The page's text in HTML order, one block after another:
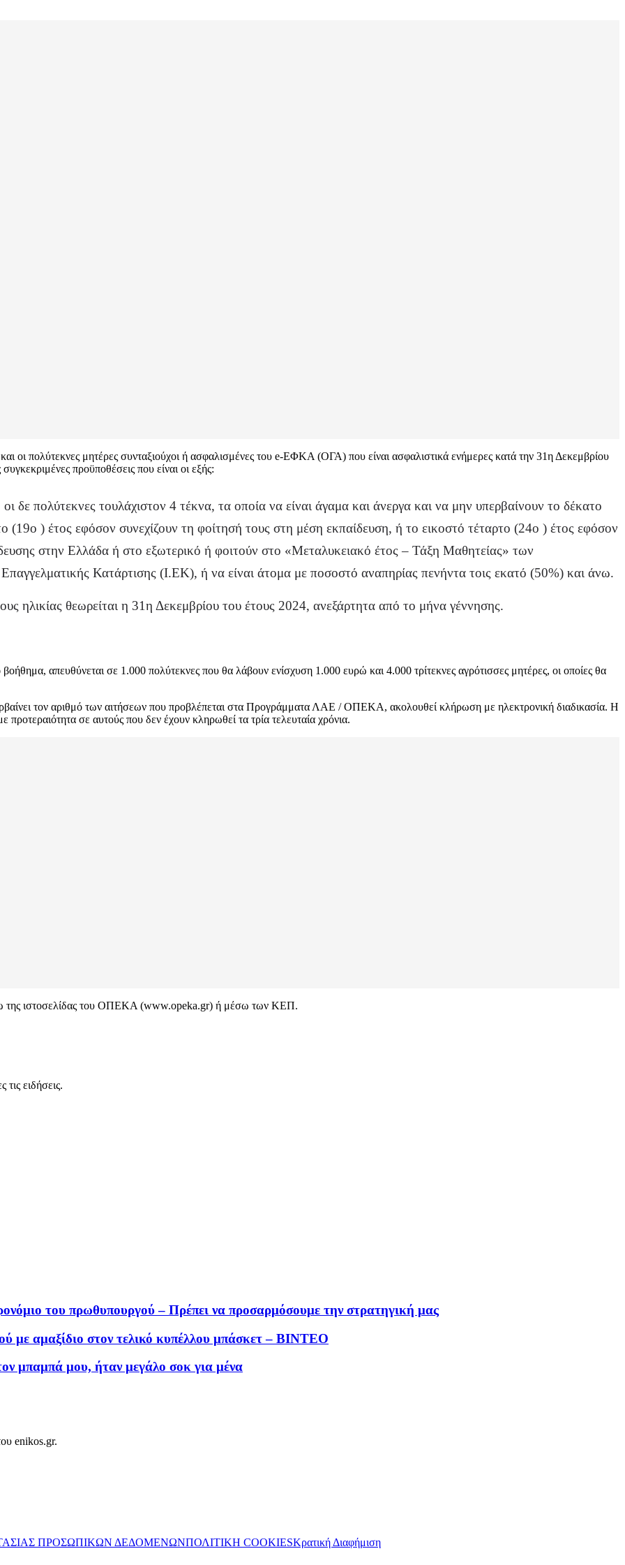
οι πολύτεκνες μητέρες συνταξιούχοι ή ασφαλισμένες του e-ΕΦΚΑ (ΟΓΑ) που είναι ασφαλιστικά ενήμερες κατά την 31η Δεκεμβρίου
προϋποθέσεις που είναι οι εξής:
δε πολύτεκνες τουλάχιστον 4 τέκνα, τα οποία να είναι άγαμα και άνεργα και να μην υπερβαίνουν το δέκατο
(19ο ) έτος εφόσον συνεχίζουν τη φοίτησή τους στη μέση εκπαίδευση, ή το εικοστό τέταρτο (24ο ) έτος εφόσον
στην Ελλάδα ή στο εξωτερικό ή φοιτούν στο «Μεταλυκειακό έτος – Τάξη Μαθητείας» των
Κατάρτισης (Ι.ΕΚ), ή να είναι άτομα με ποσοστό αναπηρίας πενήντα τοις εκατό (50%) και άνω.
ηλικίας θεωρείται η 31η Δεκεμβρίου του έτους 2024, ανεξάρτητα από το μήνα γέννησης.
απευθύνεται σε 1.000 πολύτεκνες που θα λάβουν ενίσχυση 1.000 ευρώ και 4.000 τρίτεκνες αγρότισσες μητέρες, οι οποίες θα
τον αριθμό των αιτήσεων που προβλέπεται στα Προγράμματα ΛΑΕ / ΟΠΕΚΑ, ακολουθεί κλήρωση με ηλεκτρονική διαδικασία. Η
σε αυτούς που δεν έχουν κληρωθεί τα τρία τελευταία χρόνια.
της ιστοσελίδας του ΟΠΕΚΑ (www.opeka.gr) ή μέσω των ΚΕΠ.
τις ειδήσεις.
του πρωθυπουργού – Πρέπει να προσαρμόσουμε την στρατηγική μας
με αμαξίδιο στον τελικό κυπέλλου μπάσκετ – ΒΙΝΤΕΟ
μπαμπά μου, ήταν μεγάλο σοκ για μένα
enikos.gr.
ΠΡΟΣΩΠΙΚΩΝ ΔΕΔΟΜΕΝΩΝΠΟΛΙΤΙΚΗ COOKIESΚρατική Διαφήμιση